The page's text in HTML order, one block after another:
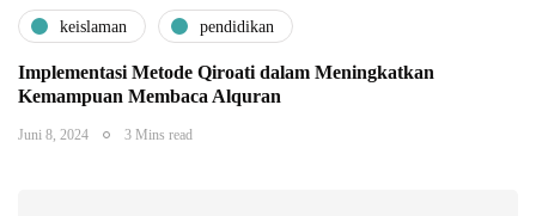
keislaman pendidikan
Implementasi Metode Qiroati dalam Meningkatkan
Kemampuan Membaca Alquran
Juni 8, 2024 3 Mins read